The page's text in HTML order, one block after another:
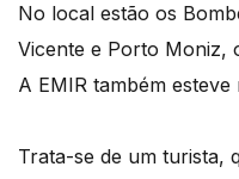
No local estão os
Vicente e Porto Moniz,
A EMIR também esteve
Trata-se de um turista,